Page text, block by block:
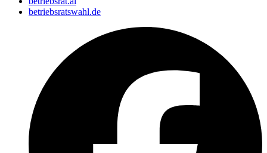
betriebsratswahl.de